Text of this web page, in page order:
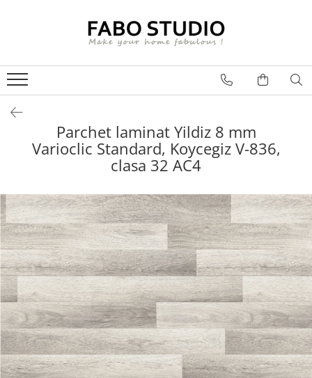
GRESIE INTERIOR
GRESIE EXTERIOR 2 CM
GRESIE TIP LEMN
GRESIE XXL - LASTRE
TREPTE DIN GRESIE
FAIANTA
MOBILIER DE INTERIOR
CANAPELE
SCAUNE
Parchet laminat Yildiz 8 mm
Varioclic Standard, Koycegiz V-836,
clasa 32 AC4